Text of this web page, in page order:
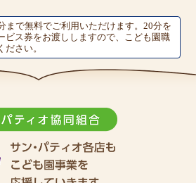
まで無料でご利用いただけます。20分を
ビス券をお渡ししますので、こども園職
ださい。